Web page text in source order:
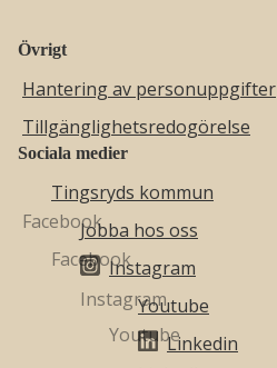
Övrigt
Hantering av personuppgifter
Tillgänglighetsredogörelse
Sociala medier
Tingsryds kommun
Jobba hos oss
Instagram
Youtube
Linkedin